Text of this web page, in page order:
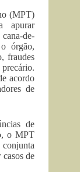
(MPT)
apurar
de-
órgão,
fraudes
acordo
de
de
o MPT
de